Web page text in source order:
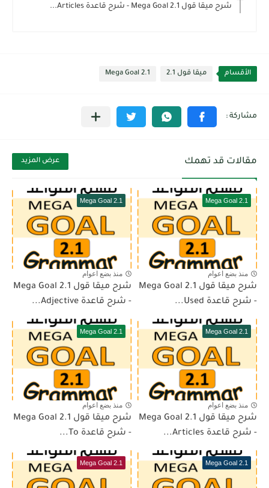
شرح ميقا قول 2.1 Mega Goal - شرح قاعدة Articles...
الأقسام ميقا قول 2.1 Mega Goal 2.1
مقالات قد تهمك عرض المزيد
Mega Goal 2.1
منذ بضع اعوام
شرح ميقا قول 2.1 Mega Goal
- شرح قاعدة Used...
Mega Goal 2.1
منذ بضع اعوام
شرح ميقا قول 2.1 Mega Goal
- شرح قاعدة Adjective...
Mega Goal 2.1
منذ بضع اعوام
شرح ميقا قول 2.1 Mega Goal
- شرح قاعدة Articles...
Mega Goal 2.1
منذ بضع اعوام
شرح ميقا قول 2.1 Mega Goal
- شرح قاعدة To...
Mega Goal 2.1
Mega Goal 2.1